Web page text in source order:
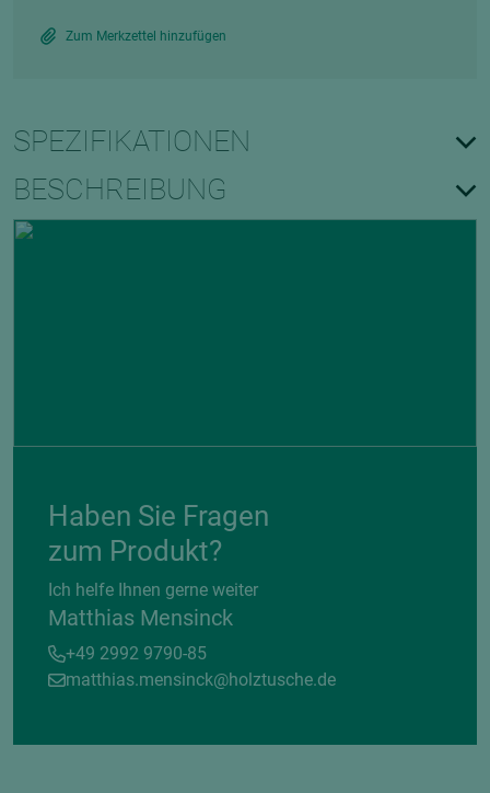
Zum Merkzettel hinzufügen
SPEZIFIKATIONEN
BESCHREIBUNG
Haben Sie Fragen
zum Produkt?
Ich helfe Ihnen gerne weiter
Matthias Mensinck
+49 2992 9790-85
matthias.mensinck@holztusche.de